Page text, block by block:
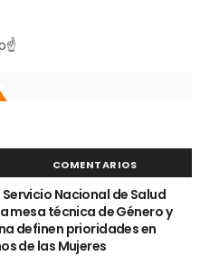
COMENTARIOS
Servicio Nacional de Salud
la mesa técnica de Género y
definen prioridades en
de las Mujeres